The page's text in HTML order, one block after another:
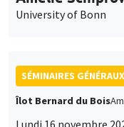
Îlot Bernard du Bois
Lundi 16 novembre
11:30 à 12:45